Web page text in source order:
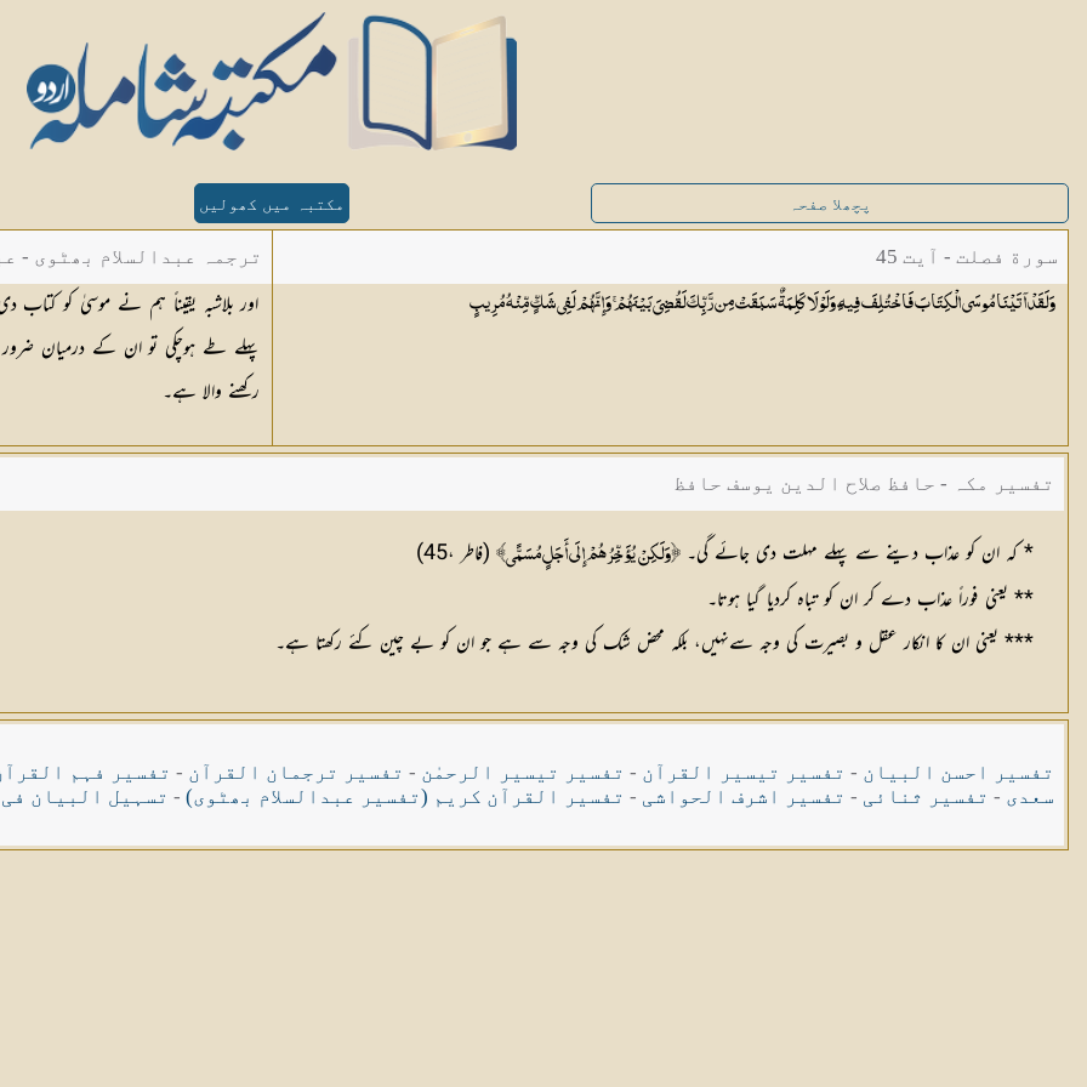
پچھلا صفحہ مکتبہ میں کھولیں
سورة فصلت - آیت 45
وَلَقَدْ آتَيْنَا مُوسَى الْكِتَابَ فَاخْتُلِفَ فِيهِ ۗ وَلَوْلَا كَلِمَةٌ سَبَقَتْ مِن رَّبِّكَ لَقُضِيَ بَيْنَهُمْ ۚ وَإِنَّهُمْ لَفِي شَكٍّ مِّنْهُمُرِيبٍ
ترجمہ عبدالسلام بھٹوی -
اور بلاشبہ یقیناً ہم نے موسیٰ کو
پہلے طے ہوچکی تو ان کے درمیان ضرور
رکھنے والا ہے۔
تفسیر مکہ - حافظ صلاح الدین یوسف حافظ
* کہ ان کو عذاب دینے سے پہلے مہلت دی جائے گی۔ ﴿وَلَكِنْ يُؤَخِّرُهُمْ إِلَى أَجَلٍ مُسَمًّى﴾ (فاطر ،45)
** یعنی فوراً عذاب دے کر ان کو تباہ کردیا گیا ہوتا۔
*** یعنی ان کا انکار عقل و بصیرت کی وجہ سےنہیں، بلکہ محض شک کی وجہ سے ہے جو ان کو بے چین کئے رکھتا ہے۔
تفسیر احسن البیان - تفسیر تیسیر القرآن - تفسیر تیسیر الرحمٰن - تفسیر ترجمان القرآن - تفسیر فہم
سعدی - تفسیر ثنائی - تفسیر اشرف الحواشی - تفسیر القرآن کریم (تفسیر عبدالسلام بھٹوی) - تسہیل البیان